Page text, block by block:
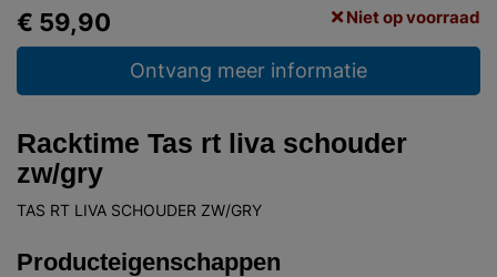
€ 59,90 Niet op voorraad
Ontvang meer informatie
Racktime Tas rt liva schouder
zw/gry
TAS RT LIVA SCHOUDER ZW/GRY
Producteigenschappen